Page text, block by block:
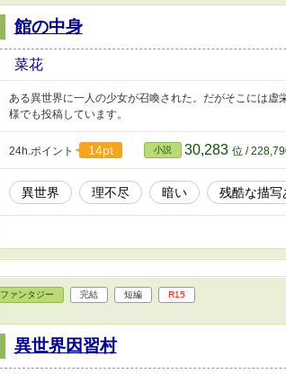
館の中身
菜花
ある異世界に一人の少女が召喚された。だがそこには
様でも投稿しています。
24h.ポイント 14pt 小説 30,283 位 /
異世界 理不尽 暗い 残酷な描写
ファンタジー 完結 短編 R15
異世界因習村